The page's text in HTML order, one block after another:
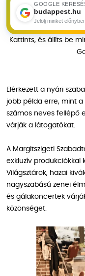
GOOGLE
budappest.hu
Jelölj minket
Kattints, és állíts be
Elérkezett a nyári
jobb példa erre, mint a
számos neves fellépő
várják a látogatókat.
A Margitszigeti
exkluzív produkciókkal
Világsztárok, hazai
nagyszabású zenei
és gálakoncertek
közönséget.